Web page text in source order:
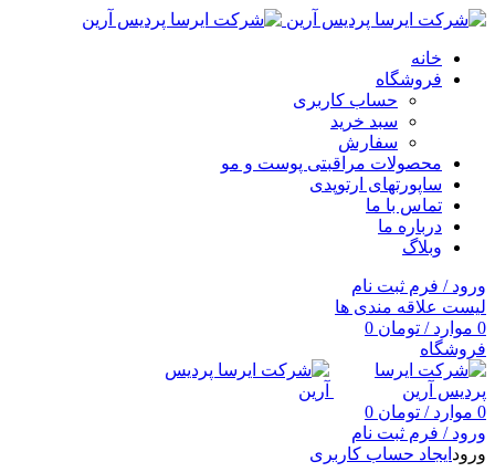
خانه
فروشگاه
حساب کاربری
سبد خرید
سفارش
محصولات مراقبتی پوست و مو
ساپورتهای ارتوپدی
تماس با ما
درباره ما
وبلاگ
ورود / فرم ثبت نام
لیست علاقه مندی ها
0 موارد / تومان
فروشگاه
0 موارد / تومان
ورود / فرم ثبت نام
ورود ایجاد حساب کاربری